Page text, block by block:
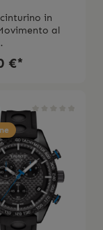
in
al
in
fino
con la
e
d’uso
€*